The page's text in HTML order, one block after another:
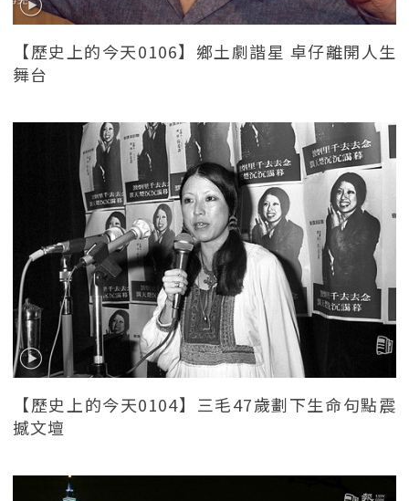
【歷史上的今天0106】鄉土劇諧星 卓仔離開人生
舞台
【歷史上的今天0104】三毛47歲劃下生命句點震
撼文壇